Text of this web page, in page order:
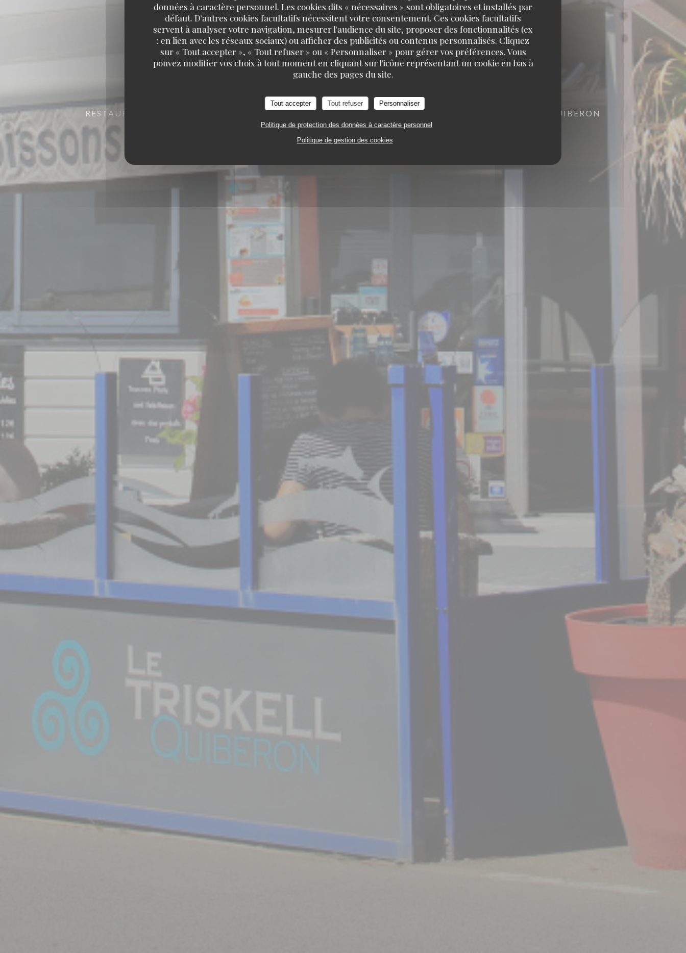
données à caractère personnel. Les cookies dits « nécessaires » sont obligatoires et installés par
défaut. D'autres cookies facultatifs nécessitent votre consentement. Ces cookies facultatifs
servent à analyser votre navigation, mesurer l'audience du site, proposer des fonctionnalités (ex
: en lien avec les réseaux sociaux) ou afficher des publicités ou contenus personnalisés. Cliquez
sur « Tout accepter », « Tout refuser » ou « Personnaliser » pour gérer vos préférences. Vous
pouvez modifier vos choix à tout moment en cliquant sur l'icône représentant un cookie en bas à
gauche des pages du site.
Tout accepter Tout refuser Personnaliser
Politique de protection des données à caractère personnel
Politique de gestion des cookies
RESTAURANT DE FRUITS DE MER ET POISSONS EN DIRECT DE LA CRIÉE 2 QUAI DE HOUAT 56170 QUIBERON